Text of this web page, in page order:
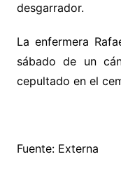
desgarrador.
La enfermera
sábado de un
cepultado en el
Fuente: Externa